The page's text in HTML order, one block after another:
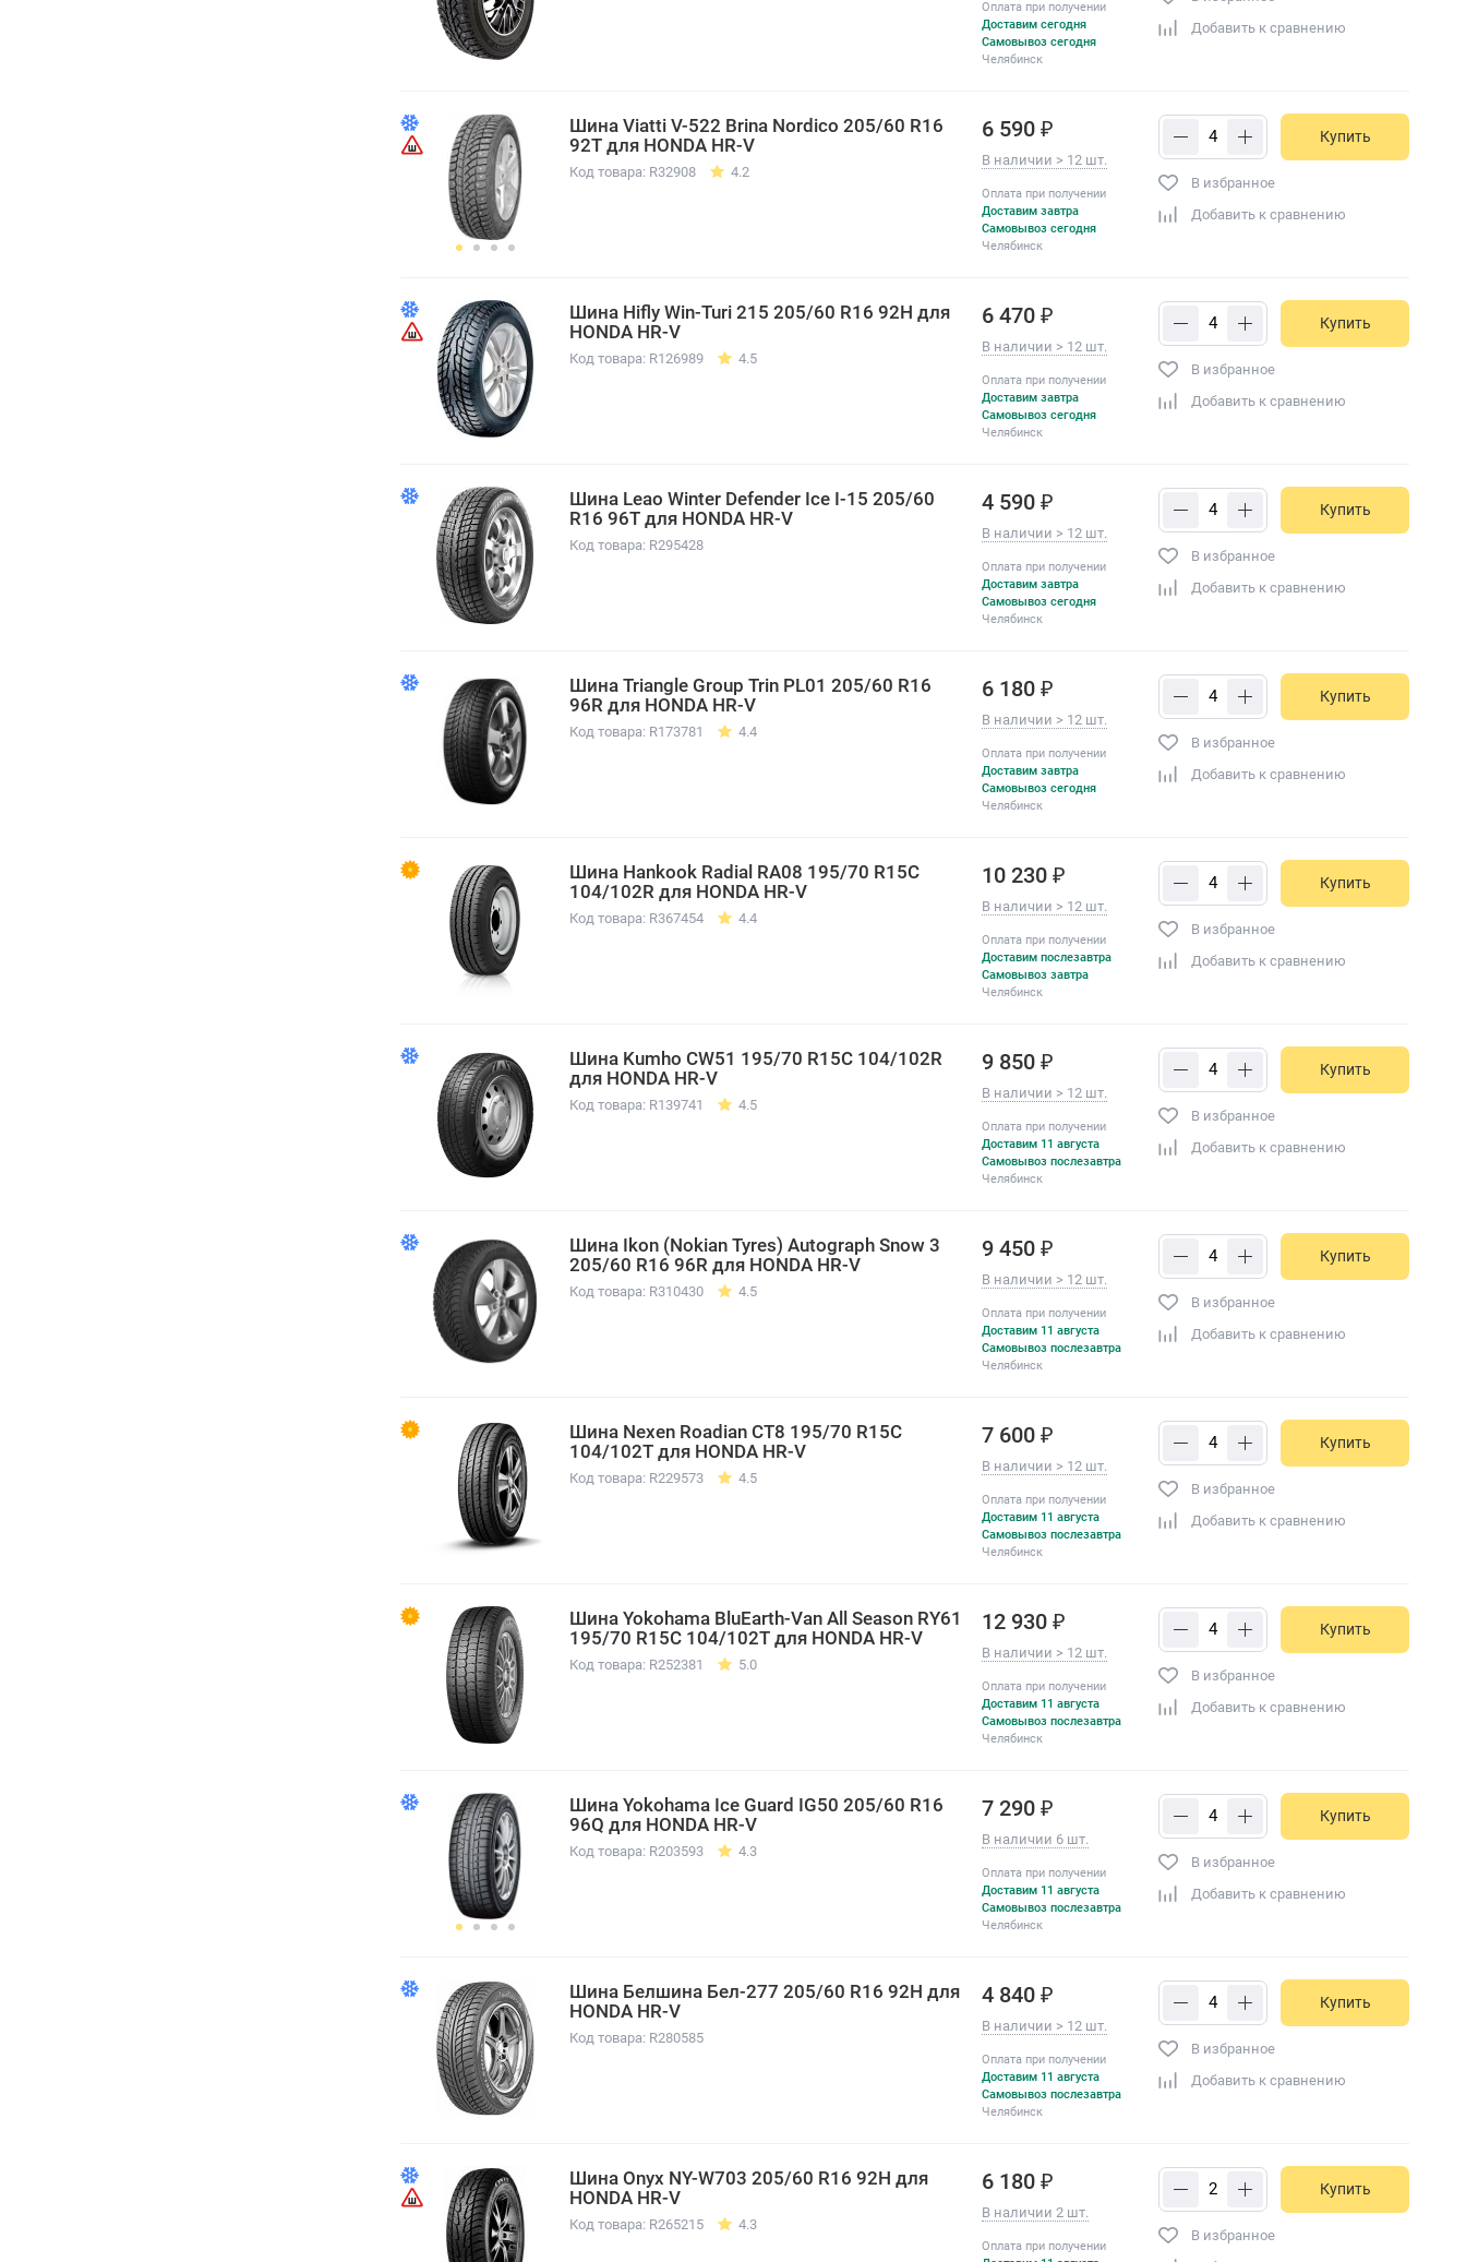
Оплата при получении
Доставим сегодня
Самовывоз сегодня
Челябинск
Добавить к сравнению
Шина Viatti V-522 Brina Nordico 205/60 R16
92T для HONDA HR-V
Код товара: R32908 4.2
6 590 ₽
В наличии > 12 шт.
Оплата при получении
Доставим завтра
Самовывоз сегодня
Челябинск
Купить
В избранное
Добавить к сравнению
Шина Hifly Win-Turi 215 205/60 R16 92H для
HONDA HR-V
Код товара: R126989 4.5
6 470 ₽
В наличии > 12 шт.
Оплата при получении
Доставим завтра
Самовывоз сегодня
Челябинск
Купить
В избранное
Добавить к сравнению
Шина Leao Winter Defender Ice I-15 205/60
R16 96T для HONDA HR-V
Код товара: R295428
4 590 ₽
В наличии > 12 шт.
Оплата при получении
Доставим завтра
Самовывоз сегодня
Челябинск
Купить
В избранное
Добавить к сравнению
Шина Triangle Group Trin PL01 205/60 R16
96R для HONDA HR-V
Код товара: R173781 4.4
6 180 ₽
В наличии > 12 шт.
Оплата при получении
Доставим завтра
Самовывоз сегодня
Челябинск
Купить
В избранное
Добавить к сравнению
Шина Hankook Radial RA08 195/70 R15C
104/102R для HONDA HR-V
Код товара: R367454 4.4
10 230 ₽
В наличии > 12 шт.
Оплата при получении
Доставим послезавтра
Самовывоз завтра
Челябинск
Купить
В избранное
Добавить к сравнению
Шина Kumho CW51 195/70 R15C 104/102R
для HONDA HR-V
Код товара: R139741 4.5
9 850 ₽
В наличии > 12 шт.
Оплата при получении
Доставим 11 августа
Самовывоз послезавтра
Челябинск
Купить
В избранное
Добавить к сравнению
Шина Ikon (Nokian Tyres) Autograph Snow 3
205/60 R16 96R для HONDA HR-V
Код товара: R310430 4.5
9 450 ₽
В наличии > 12 шт.
Оплата при получении
Доставим 11 августа
Самовывоз послезавтра
Челябинск
Купить
В избранное
Добавить к сравнению
Шина Nexen Roadian CT8 195/70 R15C
104/102T для HONDA HR-V
Код товара: R229573 4.5
7 600 ₽
В наличии > 12 шт.
Оплата при получении
Доставим 11 августа
Самовывоз послезавтра
Челябинск
Купить
В избранное
Добавить к сравнению
Шина Yokohama BluEarth-Van All Season RY61
195/70 R15C 104/102T для HONDA HR-V
Код товара: R252381 5.0
12 930 ₽
В наличии > 12 шт.
Оплата при получении
Доставим 11 августа
Самовывоз послезавтра
Челябинск
Купить
В избранное
Добавить к сравнению
Шина Yokohama Ice Guard IG50 205/60 R16
96Q для HONDA HR-V
Код товара: R203593 4.3
7 290 ₽
В наличии 6 шт.
Оплата при получении
Доставим 11 августа
Самовывоз послезавтра
Челябинск
Купить
В избранное
Добавить к сравнению
Шина Белшина Бел-277 205/60 R16 92H для
HONDA HR-V
Код товара: R280585
4 840 ₽
В наличии > 12 шт.
Оплата при получении
Доставим 11 августа
Самовывоз послезавтра
Челябинск
Купить
В избранное
Добавить к сравнению
Шина Onyx NY-W703 205/60 R16 92H для
HONDA HR-V
Код товара: R265215 4.3
6 180 ₽
В наличии 2 шт.
Оплата при получении
Купить
В избранное